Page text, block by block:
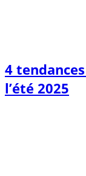
4
l’été 2025